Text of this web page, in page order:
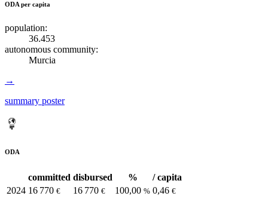
ODA per capita
population:
36.453
autonomous community:
Murcia
→
summary poster
ODA
committed disbursed %
/ capita
2024 16 770 € 16 770 € 100,00 % 0,46 €